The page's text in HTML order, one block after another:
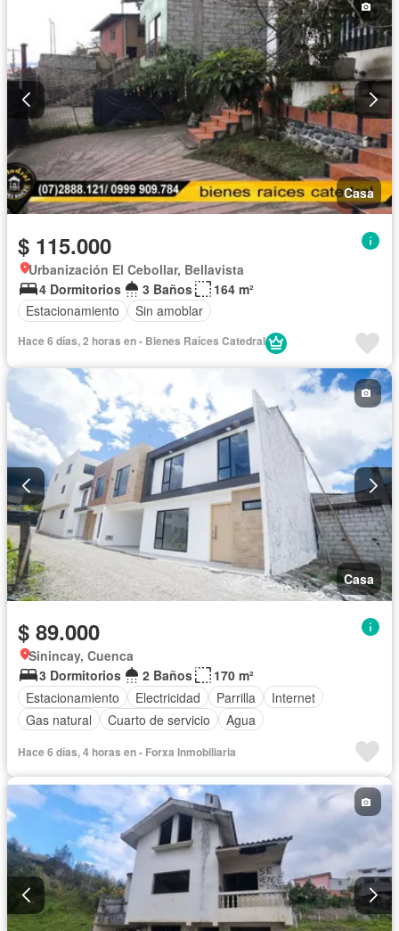
Casa
$ 115.000
Urbanización El Cebollar, Bellavista
4 Dormitorios
3 Baños
164 m²
Estacionamiento
Sin amoblar
Hace 6 días, 2 horas en - Bienes Raíces Catedral
Casa
$ 89.000
Sinincay, Cuenca
3 Dormitorios
2 Baños
170 m²
Estacionamiento
Electricidad Parrilla
Internet
Gas natural
Cuarto de servicio Agua
Hace 6 días, 4 horas en - Forxa Inmobiliaria